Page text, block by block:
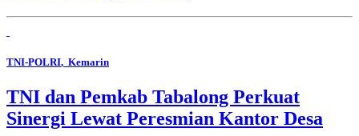
TNI-POLRI, Kemarin
TNI dan Pemkab Tabalong Perkuat
Sinergi Lewat Peresmian Kantor Desa